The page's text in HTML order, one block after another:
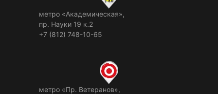
метро «Академическая»,
пр. Науки 19 к.2
+7 (812) 748-10-65
метро «Пр. Ветеранов»,